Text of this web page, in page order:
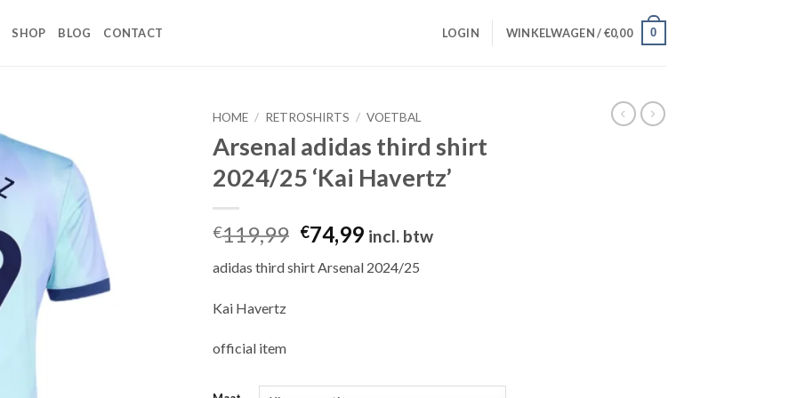
SHOP BLOG CONTACT LOGIN WINKELWAGEN /€0,00 0
HOME / RETROSHIRTS / VOETBAL
Arsenal adidas third shirt
2024/25 ‘Kai Havertz’
€119,99 Oorspronkelijke
prijs
was:
€74,99Huidige
is:
incl. btw
adidas third shirt Arsenal 2024/25
Kai Havertz
official item